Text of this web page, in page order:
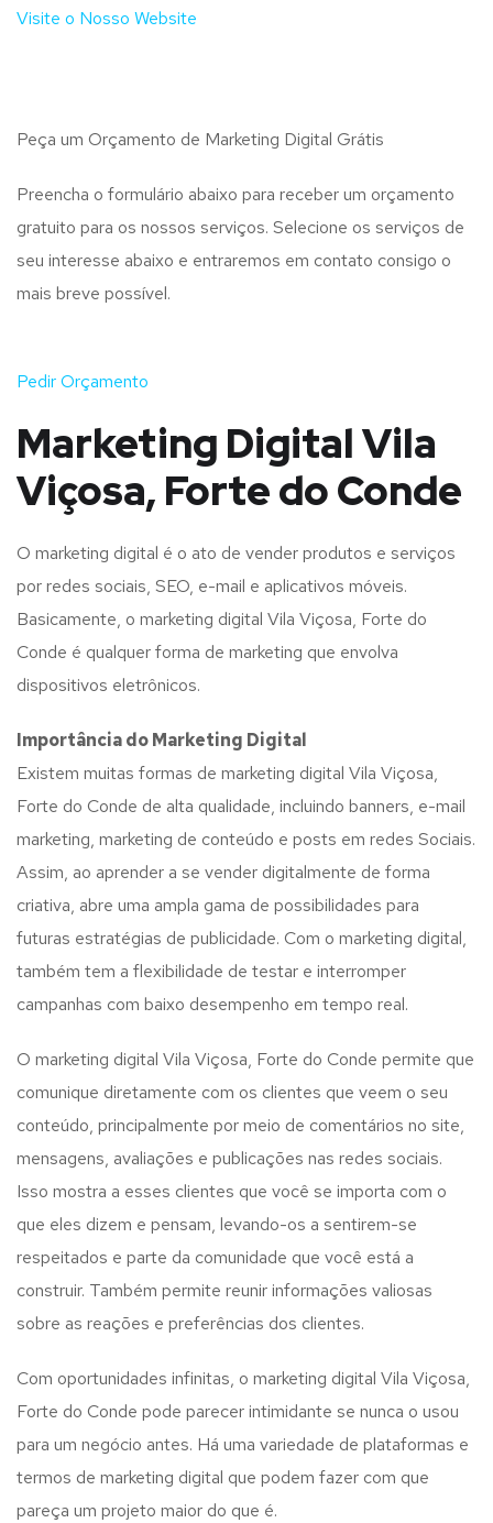
Visite o Nosso Website
Peça um Orçamento de Marketing Digital Grátis
Preencha o formulário abaixo para receber um orçamento
gratuito para os nossos serviços. Selecione os serviços de
seu interesse abaixo e entraremos em contato consigo o
mais breve possível.
Pedir Orçamento
Marketing Digital Vila
Viçosa, Forte do Conde
O marketing digital é o ato de vender produtos e serviços
por redes sociais, SEO, e-mail e aplicativos móveis.
Basicamente, o marketing digital Vila Viçosa, Forte do
Conde é qualquer forma de marketing que envolva
dispositivos eletrônicos.
Importância do Marketing Digital
Existem muitas formas de marketing digital Vila Viçosa,
Forte do Conde de alta qualidade, incluindo banners, e-mail
marketing, marketing de conteúdo e posts em redes Sociais.
Assim, ao aprender a se vender digitalmente de forma
criativa, abre uma ampla gama de possibilidades para
futuras estratégias de publicidade. Com o marketing digital,
também tem a flexibilidade de testar e interromper
campanhas com baixo desempenho em tempo real.
O marketing digital Vila Viçosa, Forte do Conde permite que
comunique diretamente com os clientes que veem o seu
conteúdo, principalmente por meio de comentários no site,
mensagens, avaliações e publicações nas redes sociais.
Isso mostra a esses clientes que você se importa com o
que eles dizem e pensam, levando-os a sentirem-se
respeitados e parte da comunidade que você está a
construir. Também permite reunir informações valiosas
sobre as reações e preferências dos clientes.
Com oportunidades infinitas, o marketing digital Vila Viçosa,
Forte do Conde pode parecer intimidante se nunca o usou
para um negócio antes. Há uma variedade de plataformas e
termos de marketing digital que podem fazer com que
pareça um projeto maior do que é.